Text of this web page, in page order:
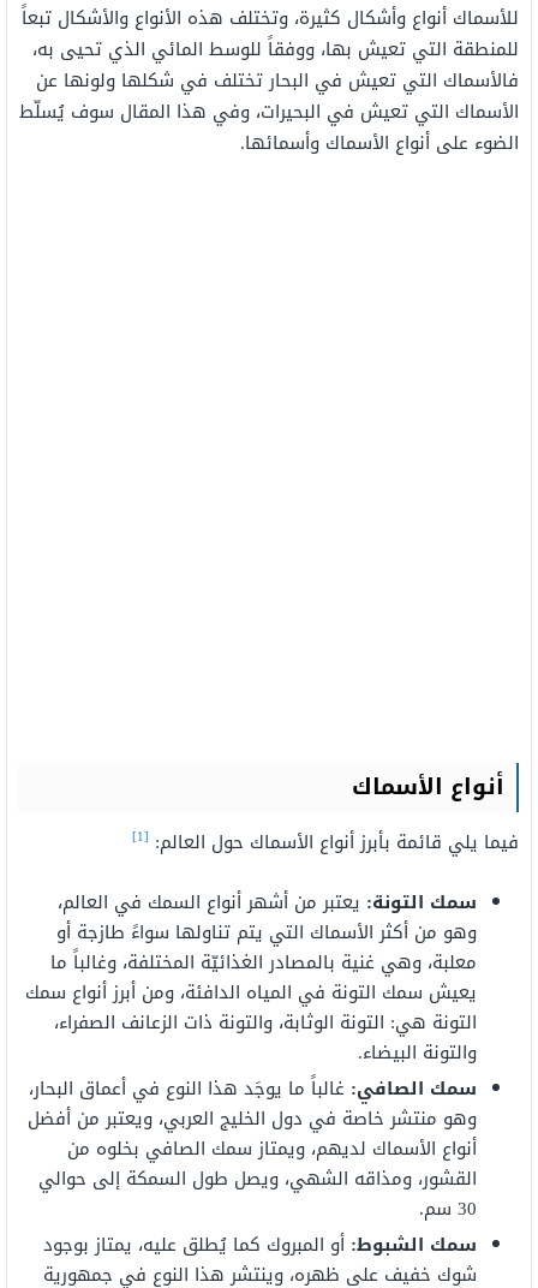
للأسماك أنواع وأشكال كثيرة، وتختلف هذه الأنواع والأشكال تبعاً
للمنطقة التي تعيش بها، ووفقاً للوسط المائي الذي تحيى به،
فالأسماك التي تعيش في البحار تختلف في شكلها ولونها عن
الأسماك التي تعيش في البحيرات، وفي هذا المقال سوف يُسلّط
الضوء على أنواع الأسماك وأسمائها.
أنواع الأسماك
فيما يلي قائمة بأبرز أنواع الأسماك حول العالم: [1]
سمك التونة: يعتبر من أشهر أنواع السمك في العالم،
وهو من أكثر الأسماك التي يتم تناولها سواءً طازجة أو
معلبة، وهي غنية بالمصادر الغذائيّة المختلفة، وغالباً ما
يعيش سمك التونة في المياه الدافئة، ومن أبرز أنواع سمك
التونة هي: التونة الوثابة، والتونة ذات الزعانف الصفراء،
والتونة البيضاء.
سمك الصافي: غالباً ما يوجَد هذا النوع في أعماق البحار،
وهو منتشر خاصة في دول الخليج العربي، ويعتبر من أفضل
أنواع الأسماك لديهم، ويمتاز سمك الصافي بخلوه من
القشور، ومذاقه الشهي، ويصل طول السمكة إلى حوالي
30 سم.
سمك الشبوط: أو المبروك كما يُطلق عليه، يمتاز بوجود
شوك خفيف على ظهره، وينتشر هذا النوع في جمهورية